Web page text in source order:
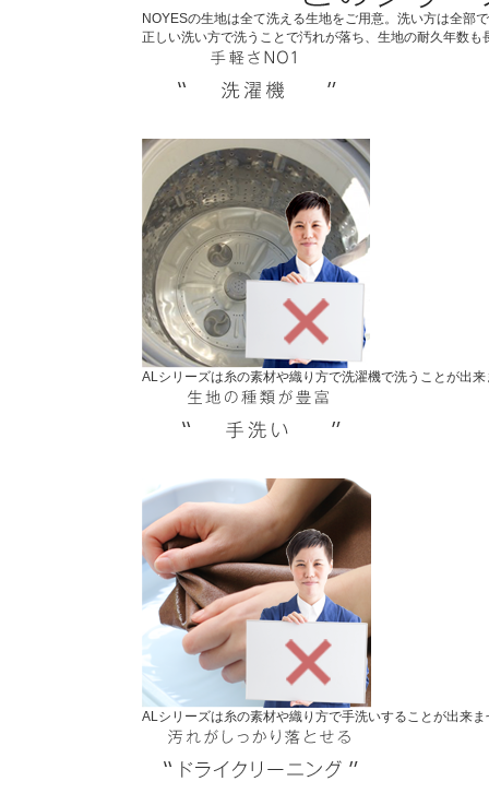
NOYESの生地は全て洗える生地をご用意。洗い方は全部
正しい洗い方で洗うことで汚れが落ち、生地の耐久年数も
ALシリーズは糸の素材や織り方で洗濯機で洗うことが出
ALシリーズは糸の素材や織り方で手洗いすることが出来